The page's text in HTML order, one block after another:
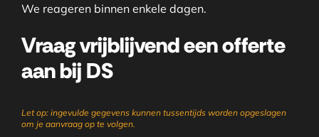
We reageren binnen enkele dagen.
Vraag vrijblijvend een offerte
aan bij DS
Let op: ingevulde gegevens kunnen tussentijds worden opgeslagen
om je aanvraag op te volgen.